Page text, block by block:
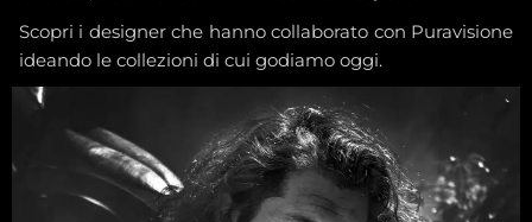
Scopri i designer che hanno collaborato con Puravisione
ideando le collezioni di cui godiamo oggi.